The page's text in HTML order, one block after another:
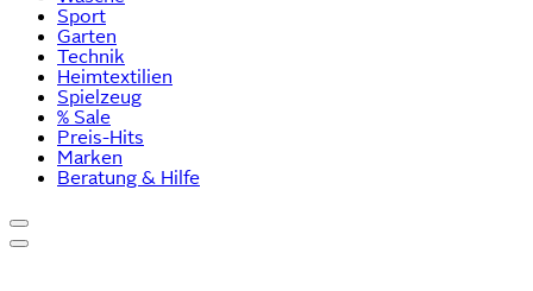
Sport
Garten
Technik
Heimtextilien
Spielzeug
% Sale
Preis-Hits
Marken
Beratung & Hilfe